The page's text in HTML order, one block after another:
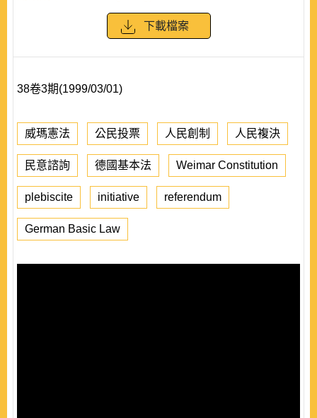
下載檔案
38卷3期(1999/03/01)
威瑪憲法 公民投票 人民創制 人民複決
民意諮詢 德國基本法 Weimar Constitution
plebiscite initiative referendum
German Basic Law